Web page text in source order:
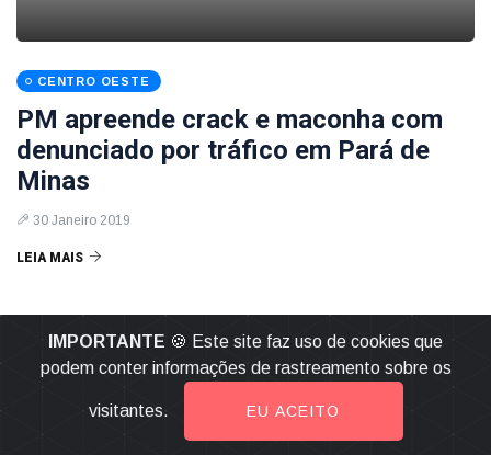
CENTRO OESTE
PM apreende crack e maconha com
denunciado por tráfico em Pará de
Minas
30 Janeiro 2019
LEIA MAIS
IMPORTANTE 🍪 Este site faz uso de cookies que
podem conter informações de rastreamento sobre os
visitantes. EU ACEITO